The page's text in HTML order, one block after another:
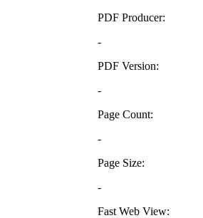
PDF Producer:
-
PDF Version:
-
Page Count:
-
Page Size:
-
Fast Web View: